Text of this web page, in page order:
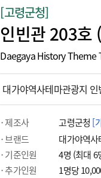
[고령군청]
인빈관 203호
Daegaya History
대가야역사테마관광지
제조사 고령군청 [
브랜드
대가야역
기준인원
4명 (최대 6
추가인원
1명당